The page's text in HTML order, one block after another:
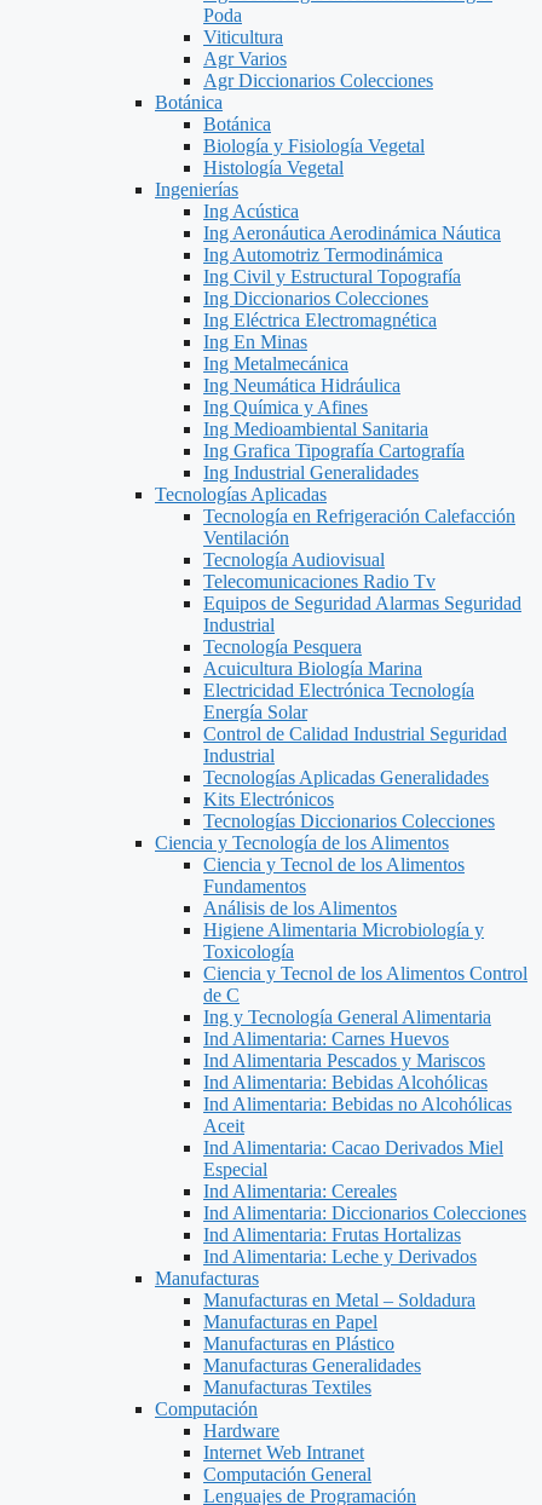
Poda
Viticultura
Agr Varios
Agr Diccionarios Colecciones
Botánica
Botánica
Biología y Fisiología Vegetal
Histología Vegetal
Ingenierías
Ing Acústica
Ing Aeronáutica Aerodinámica Náutica
Ing Automotriz Termodinámica
Ing Civil y Estructural Topografía
Ing Diccionarios Colecciones
Ing Eléctrica Electromagnética
Ing En Minas
Ing Metalmecánica
Ing Neumática Hidráulica
Ing Química y Afines
Ing Medioambiental Sanitaria
Ing Grafica Tipografía Cartografía
Ing Industrial Generalidades
Tecnologías Aplicadas
Tecnología en Refrigeración Calefacción
Ventilación
Tecnología Audiovisual
Telecomunicaciones Radio Tv
Equipos de Seguridad Alarmas Seguridad
Industrial
Tecnología Pesquera
Acuicultura Biología Marina
Electricidad Electrónica Tecnología
Energía Solar
Control de Calidad Industrial Seguridad
Industrial
Tecnologías Aplicadas Generalidades
Kits Electrónicos
Tecnologías Diccionarios Colecciones
Ciencia y Tecnología de los Alimentos
Ciencia y Tecnol de los Alimentos
Fundamentos
Análisis de los Alimentos
Higiene Alimentaria Microbiología y
Toxicología
Ciencia y Tecnol de los Alimentos Control
de C
Ing y Tecnología General Alimentaria
Ind Alimentaria: Carnes Huevos
Ind Alimentaria Pescados y Mariscos
Ind Alimentaria: Bebidas Alcohólicas
Ind Alimentaria: Bebidas no Alcohólicas
Aceit
Ind Alimentaria: Cacao Derivados Miel
Especial
Ind Alimentaria: Cereales
Ind Alimentaria: Diccionarios Colecciones
Ind Alimentaria: Frutas Hortalizas
Ind Alimentaria: Leche y Derivados
Manufacturas
Manufacturas en Metal – Soldadura
Manufacturas en Papel
Manufacturas en Plástico
Manufacturas Generalidades
Manufacturas Textiles
Computación
Hardware
Internet Web Intranet
Computación General
Lenguajes de Programación